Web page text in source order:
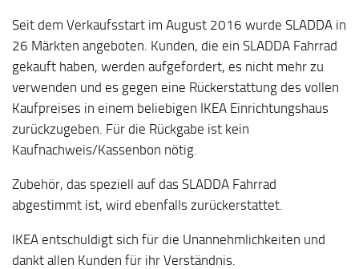
Seit dem Verkaufsstart im August 2016 wurde SLADDA in
26 Märkten angeboten. Kunden, die ein SLADDA Fahrrad
gekauft haben, werden aufgefordert, es nicht mehr zu
verwenden und es gegen eine Rückerstattung des vollen
Kaufpreises in einem beliebigen IKEA Einrichtungshaus
zurückzugeben. Für die Rückgabe ist kein
Kaufnachweis/Kassenbon nötig.
Zubehör, das speziell auf das SLADDA Fahrrad
abgestimmt ist, wird ebenfalls zurückerstattet.
IKEA entschuldigt sich für die Unannehmlichkeiten und
dankt allen Kunden für ihr Verständnis.